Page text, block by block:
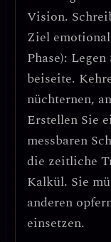
Vision.
Ziel
Phase):
beiseite.
nüchternen,
Erstellen Sie
messbaren
die zeitliche
Kalkül. Sie
anderen
einsetzen.